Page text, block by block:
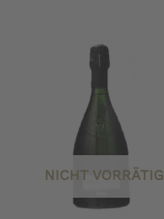
NICHT VORRÄTIG